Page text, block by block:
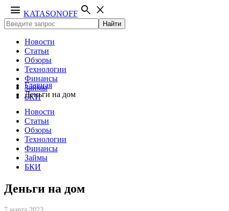
menu KATASONOFF search close
Найти
Новости
Статьи
Обзоры
Технологии
Финансы
Займы
БКИ
Главная
Деньги на дом
Новости
Статьи
Обзоры
Технологии
Финансы
Займы
БКИ
Деньги на дом